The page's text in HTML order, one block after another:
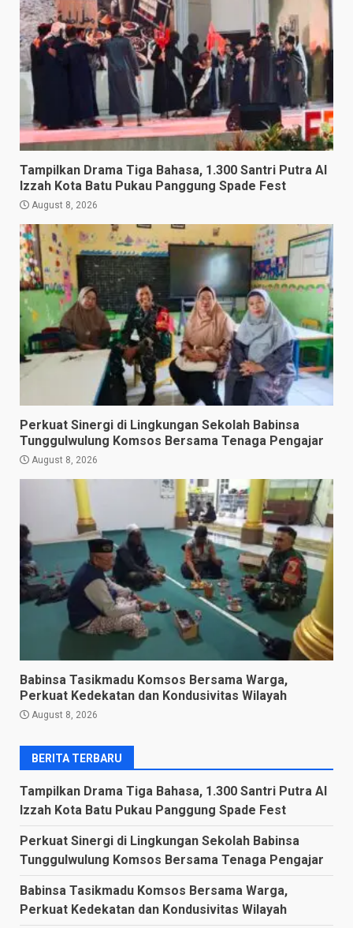
Tampilkan Drama Tiga Bahasa, 1.300 Santri Putra Al
Izzah Kota Batu Pukau Panggung Spade Fest
August 8, 2026
Perkuat Sinergi di Lingkungan Sekolah Babinsa
Tunggulwulung Komsos Bersama Tenaga Pengajar
August 8, 2026
Babinsa Tasikmadu Komsos Bersama Warga,
Perkuat Kedekatan dan Kondusivitas Wilayah
August 8, 2026
BERITA TERBARU
Tampilkan Drama Tiga Bahasa, 1.300 Santri Putra Al
Izzah Kota Batu Pukau Panggung Spade Fest
Perkuat Sinergi di Lingkungan Sekolah Babinsa
Tunggulwulung Komsos Bersama Tenaga Pengajar
Babinsa Tasikmadu Komsos Bersama Warga,
Perkuat Kedekatan dan Kondusivitas Wilayah